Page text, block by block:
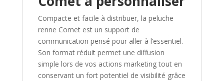
Compacte et facile à distribuer, la peluche
renne Comet est un support de
communication pensé pour aller à l’essentiel.
Son format réduit permet une diffusion
simple lors de vos actions marketing tout en
conservant un fort potentiel de visibilité grâce